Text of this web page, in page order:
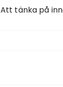
Att tänka på